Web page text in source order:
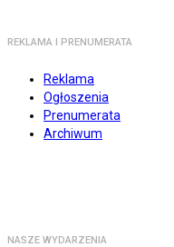
REKLAMA I PRENUMERATA
Reklama
Ogłoszenia
Prenumerata
Archiwum
NASZE WYDARZENIA